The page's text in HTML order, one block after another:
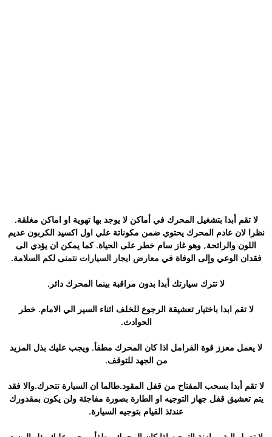
لا تقم أبدا بتشغيل المحرك في أماكن لا يوجد بها تهوية او اماكن مغلقة.
نظرا لان عادم المحرك يحتوي ضمن مكوناتة علي اول اكسيد الكربون عديم
اللون والرائحة, وهو غاز سام خطر على الحياة. كما يمكن ان يؤدي الى
فقدان الوعي وإلى الوفاة في معارض ايجار السيارات نتمنى لكم السلامة.
لا تترك سيارتك أبدا بدون مراقبة بينما المحرك دائر.
لا تقم ابدا باختيار تعشيقة الرجوع للخلف اثناء السير الي الامام. خطر
الحوادث.
لا يعمل معزز قوة الفرامل اذا كان المحرك مطفأ. ويجب عليك بذل المزيد
من الجهد للتوقف.
لا تقم أبدا بسحب المفتاح من قفل المقود.طالما ان السيارة تتحرك.والا فقد
يتم تعشيق قفل جهاز التوجيه او الطارة بصورة مفاجئة ولن يكون بمقدورك
عندئذ القيام بتوجيه السيارة.